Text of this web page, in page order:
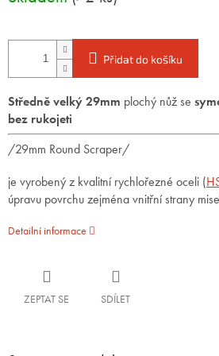
Přidat do košíku
Středně velký 29mm plochý nůž se
bez rukojeti
/29mm Round Scraper/
je vyrobený z kvalitní rychlořezné oceli (
úpravu povrchu zejména vnitřní strany
Detailní informace
ZEPTAT SE SDÍLET